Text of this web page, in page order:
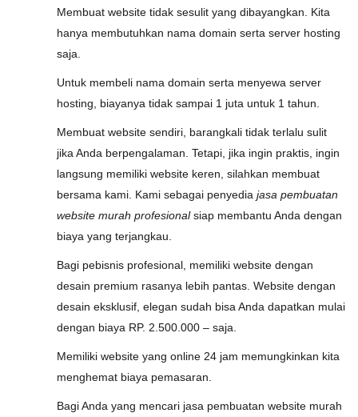
Membuat website tidak sesulit yang dibayangkan. Kita
hanya membutuhkan nama domain serta server hosting
saja.
Untuk membeli nama domain serta menyewa server
hosting, biayanya tidak sampai 1 juta untuk 1 tahun.
Membuat website sendiri, barangkali tidak terlalu sulit
jika Anda berpengalaman. Tetapi, jika ingin praktis, ingin
langsung memiliki website keren, silahkan membuat
bersama kami. Kami sebagai penyedia jasa pembuatan
website murah profesionalsiap membantu Anda dengan
biaya yang terjangkau.
Bagi pebisnis profesional, memiliki website dengan
desain premium rasanya lebih pantas. Website dengan
desain eksklusif, elegan sudah bisa Anda dapatkan mulai
dengan biaya RP. 2.500.000 – saja.
Memiliki website yang online 24 jam memungkinkan kita
menghemat biaya pemasaran.
Bagi Anda yang mencari jasa pembuatan website murah